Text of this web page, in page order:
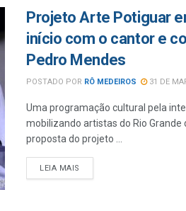
Projeto Arte Potiguar
início com o cantor e
Pedro Mendes
POSTADO POR RÔ MEDEIROS 31 DE
Uma programação cultural pela
mobilizando artistas do Rio Grande
proposta do projeto ...
LEIA MAIS